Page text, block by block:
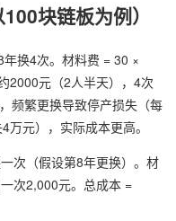
块链板为例）
换4次。材料费 = 30 ×
2000元（2人半天），4次
频繁更换导致停产损失（每
元），实际成本更高。
次（假设第8年更换）。材
次2,000元。总成本 =